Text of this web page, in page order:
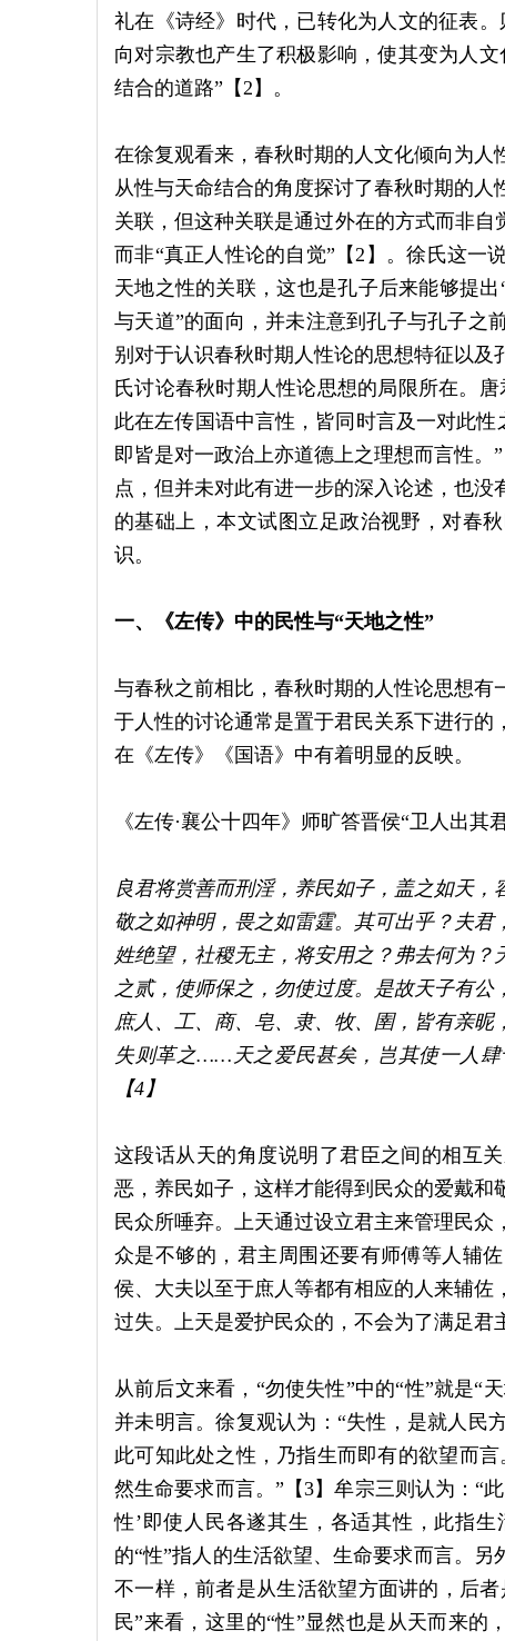
礼在《诗经》时代，已转化为人文的征表
向对宗教也产生了积极影响，使其变为人
结合的道路”【2】。
在徐复观看来，春秋时期的人文化倾向为
从性与天命结合的角度探讨了春秋时期的
关联，但这种关联是通过外在的方式而非自
而非“真正人性论的自觉”【2】。徐氏这一
天地之性的关联，这也是孔子后来能够提
与天道”的面向，并未注意到孔子与孔子之
别对于认识春秋时期人性论的思想特征以
氏讨论春秋时期人性论思想的局限所在。
此在左传国语中言性，皆同时言及一对此性
即皆是对一政治上亦道德上之理想而言性
点，但并未对此有进一步的深入论述，也
的基础上，本文试图立足政治视野，对春
识。
一、《左传》中的民性与“天地之性”
与春秋之前相比，春秋时期的人性论思想
于人性的讨论通常是置于君民关系下进行
在《左传》《国语》中有着明显的反映。
《左传·襄公十四年》师旷答晋侯“卫人出其
良君将赏善而刑淫，养民如子，盖之如天，
敬之如神明，畏之如雷霆。其可出乎？夫
姓绝望，社稷无主，将安用之？弗去何为
之贰，使师保之，勿使过度。是故天子有公
庶人、工、商、皂、隶、牧、圉，皆有亲昵
失则革之……天之爱民甚矣，岂其使一人肆
【4】
这段话从天的角度说明了君臣之间的相互
恶，养民如子，这样才能得到民众的爱戴
民众所唾弃。上天通过设立君主来管理民
众是不够的，君主周围还要有师傅等人辅
侯、大夫以至于庶人等都有相应的人来辅
过失。上天是爱护民众的，不会为了满足君
从前后文来看，“勿使失性”中的“性”就是“
并未明言。徐复观认为：“失性，是就人民
此可知此处之性，乃指生而即有的欲望而
然生命要求而言。”【3】牟宗三则认为：“
性’即使人民各遂其生，各适其性，此指
的“性”指人的生活欲望、生命要求而言。
不一样，前者是从生活欲望方面讲的，后
民”来看，这里的“性”显然也是从天而来的